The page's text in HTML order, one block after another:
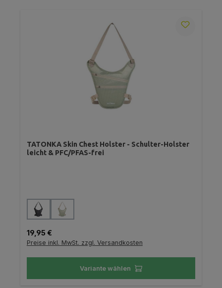
TATONKA Skin Chest Holster - Schulter-Holster
leicht & PFC/PFAS-frei
Farbe auswählen
Regulärer Preis:
19,95 €
Preise inkl. MwSt. zzgl. Versandkosten
Variante wählen